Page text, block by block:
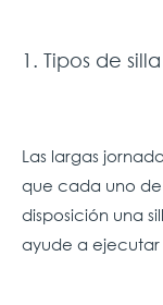
1. Tipos de
Las largas
que cada uno
disposición una
ayude a ejecutar